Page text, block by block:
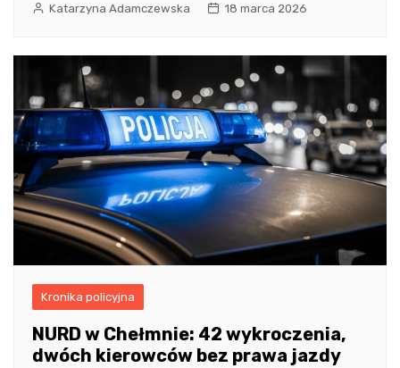
Katarzyna Adamczewska 18 marca 2026
Kronika policyjna
NURD w Chełmnie: 42 wykroczenia,
dwóch kierowców bez prawa jazdy